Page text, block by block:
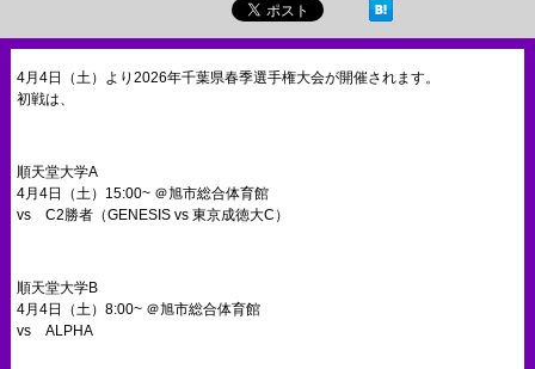
4月4日（土）より2026年千葉県春季選手権大会が開催されます。
初戦は、
順天堂大学A
4月4日（土）15:00~ ＠旭市総合体育館
vs C2勝者（GENESIS vs 東京成徳大C）
順天堂大学B
4月4日（土）8:00~ ＠旭市総合体育館
vs ALPHA